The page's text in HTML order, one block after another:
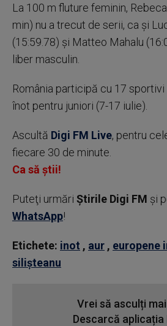
La 100 m fluture feminin,
min) nu a trecut de serii, ca şi
(15:59.78) şi Matteo Mahalu
liber masculin.
România participă cu 17 sportivi
înot pentru juniori (7-17 iulie).
Ascultă Digi FM Live, pentru
fiecare 30 de minute.
Ca să știi!
Puteţi urmări Știrile Digi FM şi
WhatsApp!
Etichete: inot , aur , europene
silişteanu
Vrei să asculți
Descarcă aplicația